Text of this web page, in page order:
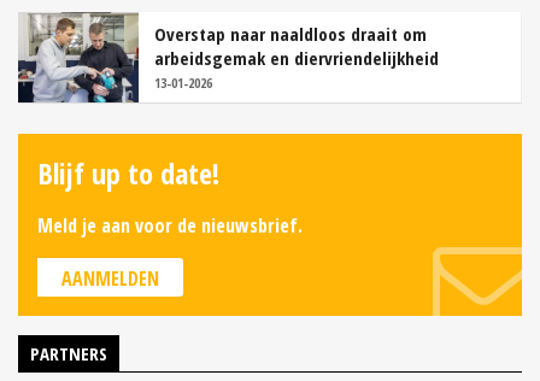
Overstap naar naaldloos draait om
arbeidsgemak en diervriendelijkheid
13-01-2026
Blijf up to date!
Meld je aan voor de nieuwsbrief.
AANMELDEN
PARTNERS